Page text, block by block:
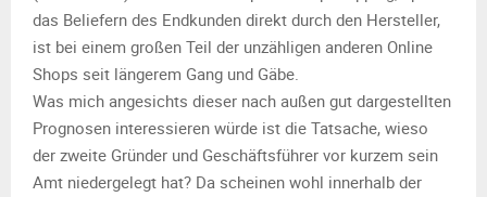
das Beliefern des Endkunden direkt durch den Hersteller,
ist bei einem großen Teil der unzähligen anderen Online
Shops seit längerem Gang und Gäbe.
Was mich angesichts dieser nach außen gut dargestellten
Prognosen interessieren würde ist die Tatsache, wieso
der zweite Gründer und Geschäftsführer vor kurzem sein
Amt niedergelegt hat? Da scheinen wohl innerhalb der